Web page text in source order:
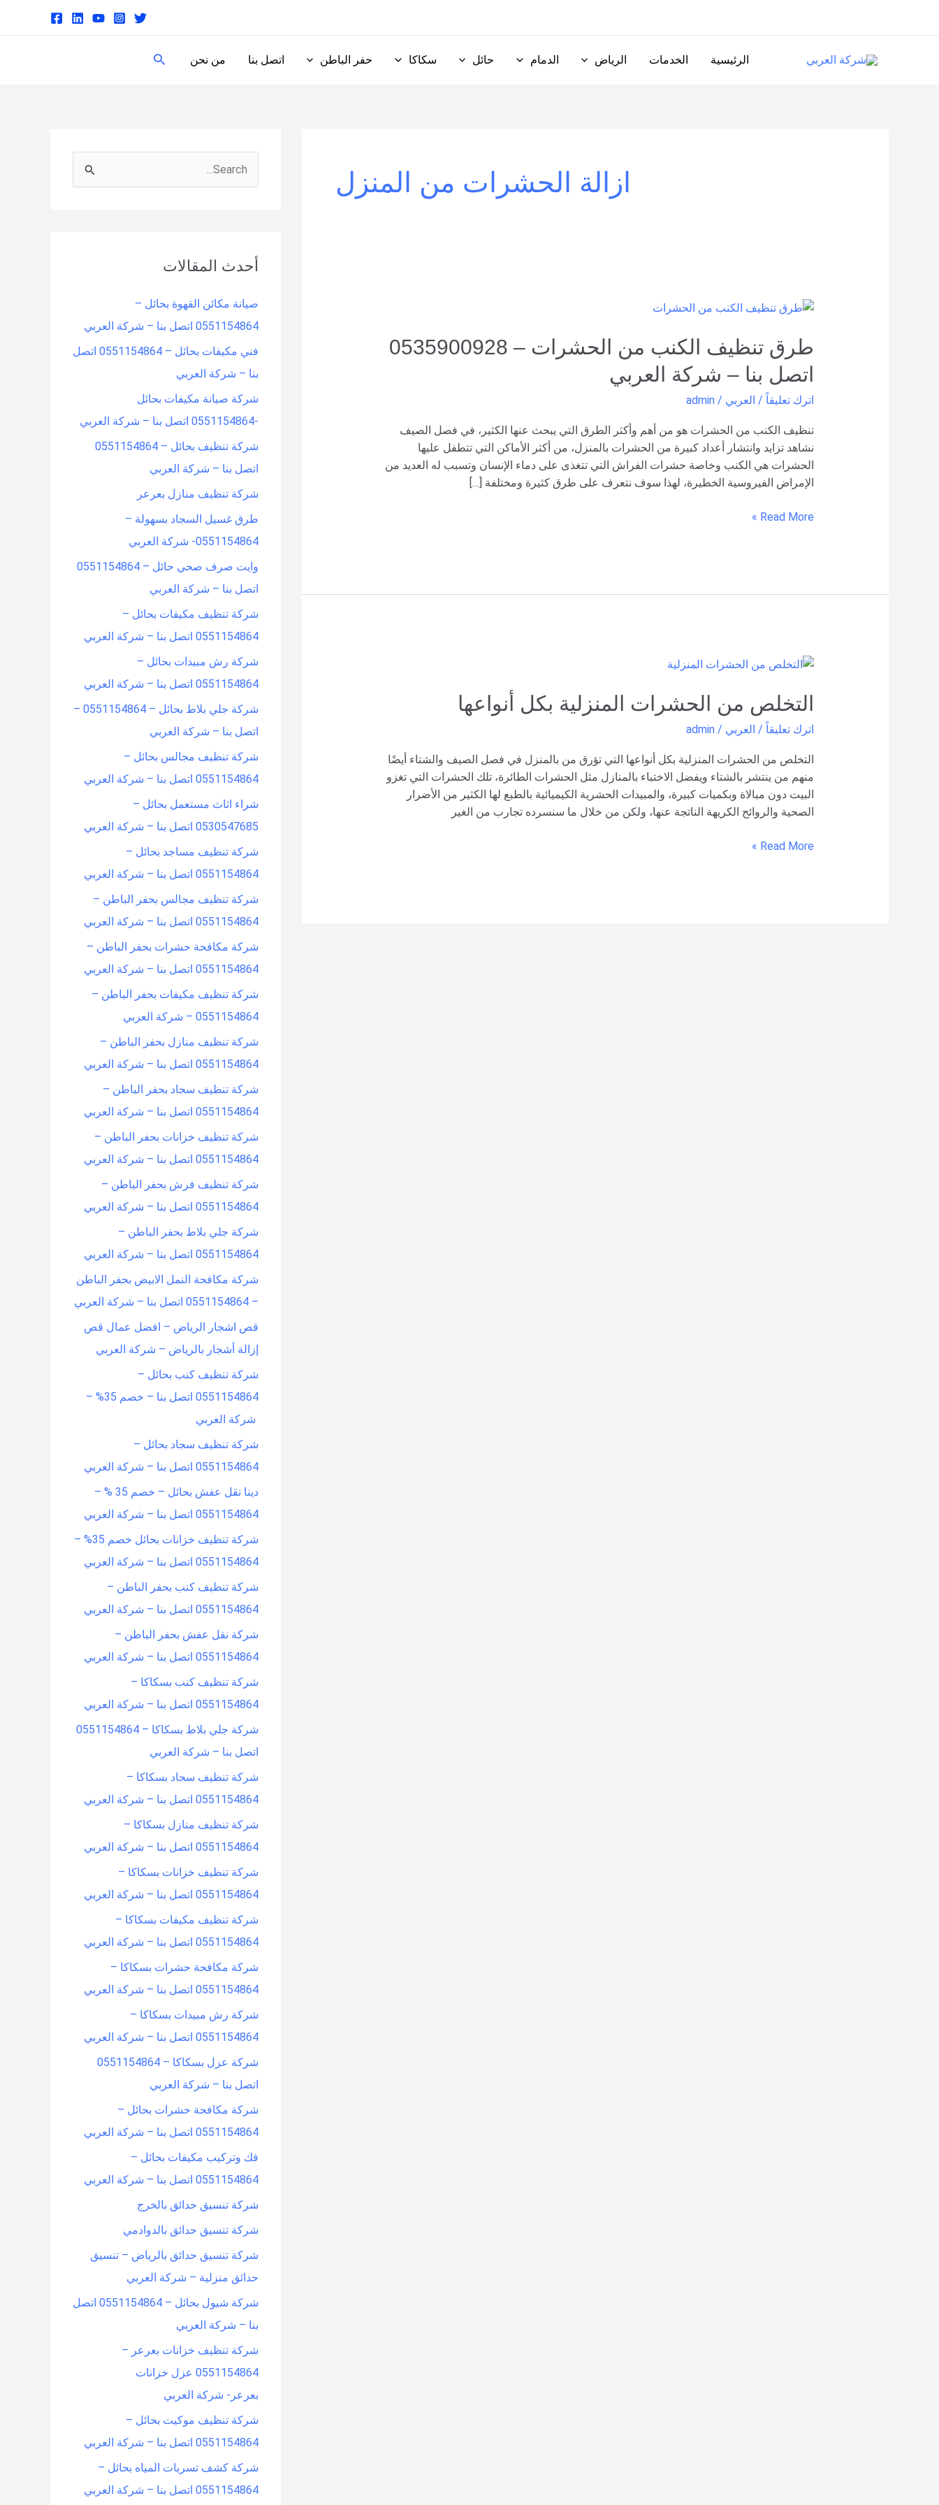
الرئيسية
الخدمات الرياض الدمام حائل سكاكا حفر الباطن اتصل بنا من نحن البحث
ازالة الحشرات من المنزل
طرق تنظيف الكنب من الحشرات – 0535900928
اتصل بنا – شركة العربي
اترك تعليقاً / العربي /
admin
تنظيف الكنب من الحشرات هو من أهم وأكثر الطرق التي يبحث عنها الكثير، في فصل الصيف
نشاهد تزايد وانتشار أعداد كبيرة من الحشرات بالمنزل، من أكثر الأماكن التي تتطفل عليها
الحشرات هي الكنب وخاصة حشرات الفراش التي تتغذى على دماء الإنسان وتسبب له العديد من
الإمراض الفيروسية الخطيرة، لهذا سوف نتعرف على طرق كثيرة ومختلفة […]
طرق
الكنب
من
الحشرات
–
0535900928
اتصل
بنا –
شركة العربي
Read More »
التخلص من الحشرات المنزلية بكل أنواعها
اترك تعليقاً / العربي /
admin
التخلص من الحشرات المنزلية بكل أنواعها التي تؤرق من بالمنزل في فصل الصيف والشتاء أيضًا
منهم من ينتشر بالشتاء ويفضل الاختباء بالمنازل مثل الحشرات الطائرة، تلك الحشرات التي تغزو
البيت دون مبالاة وبكميات كبيرة، والمبيدات الحشرية الكيميائية بالطبع لها الكثير من الأضرار
الصحية والروائح الكريهة الناتجة عنها، ولكن من خلال ما سنسرده تجارب من الغير
التخلص
الحشرات
المنزلية
بكل
Read More »
c
f
o
r
:
أحدث المقالات
صيانة مكائن القهوة بحائل –
0551154864 اتصل بنا – شركة العربي
فني مكيفات بحائل – 0551154864 اتصل
بنا – شركة العربي
شركة صيانة مكيفات بحائل
-0551154864 اتصل بنا – شركة العربي
شركة تنظيف بحائل – 0551154864
اتصل بنا – شركة العربي
شركة تنظيف منازل بعرعر
طرق غسيل السجاد بسهولة –
0551154864- شركة العربي
وايت صرف صحي حائل – 0551154864
اتصل بنا – شركة العربي
شركة تنظيف مكيفات بحائل –
0551154864 اتصل بنا – شركة العربي
شركة رش مبيدات بحائل –
0551154864 اتصل بنا – شركة العربي
شركة جلي بلاط بحائل – 0551154864 –
اتصل بنا – شركة العربي
شركة تنظيف مجالس بحائل –
0551154864 اتصل بنا – شركة العربي
شراء اثاث مستعمل بحائل –
0530547685 اتصل بنا – شركة العربي
شركة تنظيف مساجد بحائل –
0551154864 اتصل بنا – شركة العربي
شركة تنظيف مجالس بحفر الباطن –
0551154864 اتصل بنا – شركة العربي
شركة مكافحة حشرات بحفر الباطن –
0551154864 اتصل بنا – شركة العربي
شركة تنظيف مكيفات بحفر الباطن –
0551154864 – شركة العربي
شركة تنظيف منازل بحفر الباطن –
0551154864 اتصل بنا – شركة العربي
شركة تنظيف سجاد بحفر الباطن –
0551154864 اتصل بنا – شركة العربي
شركة تنظيف خزانات بحفر الباطن –
0551154864 اتصل بنا – شركة العربي
شركة تنظيف فرش بحفر الباطن –
0551154864 اتصل بنا – شركة العربي
شركة جلي بلاط بحفر الباطن –
0551154864 اتصل بنا – شركة العربي
شركة مكافحة النمل الابيض بحفر الباطن
– 0551154864 اتصل بنا – شركة العربي
قص اشجار الرياض – افضل عمال قص
إزالة أشجار بالرياض – شركة العربي
شركة تنظيف كنب بحائل –
0551154864 اتصل بنا – خصم 35% –
شركة العربي
شركة تنظيف سجاد بحائل –
0551154864 اتصل بنا – شركة العربي
دينا نقل عفش بحائل – خصم 35 % –
0551154864 اتصل بنا – شركة العربي
شركة تنظيف خزانات بحائل خصم 35% –
0551154864 اتصل بنا – شركة العربي
شركة تنظيف كنب بحفر الباطن –
0551154864 اتصل بنا – شركة العربي
شركة نقل عفش بحفر الباطن –
0551154864 اتصل بنا – شركة العربي
شركة تنظيف كنب بسكاكا –
0551154864 اتصل بنا – شركة العربي
شركة جلي بلاط بسكاكا – 0551154864
اتصل بنا – شركة العربي
شركة تنظيف سجاد بسكاكا –
0551154864 اتصل بنا – شركة العربي
شركة تنظيف منازل بسكاكا –
0551154864 اتصل بنا – شركة العربي
شركة تنظيف خزانات بسكاكا –
0551154864 اتصل بنا – شركة العربي
شركة تنظيف مكيفات بسكاكا –
0551154864 اتصل بنا – شركة العربي
شركة مكافحة حشرات بسكاكا –
0551154864 اتصل بنا – شركة العربي
شركة رش مبيدات بسكاكا –
0551154864 اتصل بنا – شركة العربي
شركة عزل بسكاكا – 0551154864
اتصل بنا – شركة العربي
شركة مكافحة حشرات بحائل –
0551154864 اتصل بنا – شركة العربي
فك وتركيب مكيفات بحائل –
0551154864 اتصل بنا – شركة العربي
شركة تنسيق حدائق بالخرج
شركة تنسيق حدائق بالدوادمي
شركة تنسيق حدائق بالرياض – تنسيق
حدائق منزلية – شركة العربي
شركة شيول بحائل – 0551154864 اتصل
بنا – شركة العربي
شركة تنظيف خزانات بعرعر –
0551154864 عزل خزانات
بعرعر- شركة العربي
شركة تنظيف موكيت بحائل –
0551154864 اتصل بنا – شركة العربي
شركة كشف تسربات المياه بحائل –
0551154864 اتصل بنا – شركة العربي